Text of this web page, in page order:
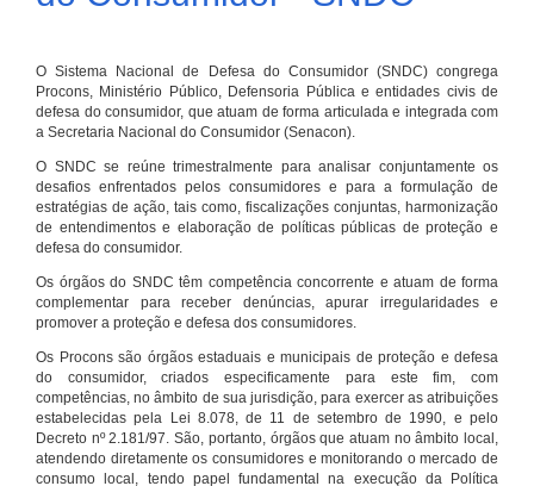
O Sistema Nacional de Defesa do Consumidor (SNDC) congrega
Procons, Ministério Público, Defensoria Pública e entidades civis de
defesa do consumidor, que atuam de forma articulada e integrada com
a Secretaria Nacional do Consumidor (Senacon).
O SNDC se reúne trimestralmente para analisar conjuntamente os
desafios enfrentados pelos consumidores e para a formulação de
estratégias de ação, tais como, fiscalizações conjuntas, harmonização
de entendimentos e elaboração de políticas públicas de proteção e
defesa do consumidor.
Os órgãos do SNDC têm competência concorrente e atuam de forma
complementar para receber denúncias, apurar irregularidades e
promover a proteção e defesa dos consumidores.
Os Procons são órgãos estaduais e municipais de proteção e defesa
do consumidor, criados especificamente para este fim, com
competências, no âmbito de sua jurisdição, para exercer as atribuições
estabelecidas pela Lei 8.078, de 11 de setembro de 1990, e pelo
Decreto nº 2.181/97. São, portanto, órgãos que atuam no âmbito local,
atendendo diretamente os consumidores e monitorando o mercado de
consumo local, tendo papel fundamental na execução da Política